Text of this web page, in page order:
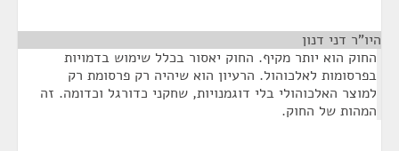
היו"ר דני דנון
החוק הוא יותר מקיף. החוק יאסור בכלל שימוש בדמויות
בפרסומות לאלכוהול. הרעיון הוא שיהיה רק פרסומת רק
למוצר האלכוהולי בלי דוגמנויות, שחקני כדורגל וכדומה. זה
המהות של החוק.